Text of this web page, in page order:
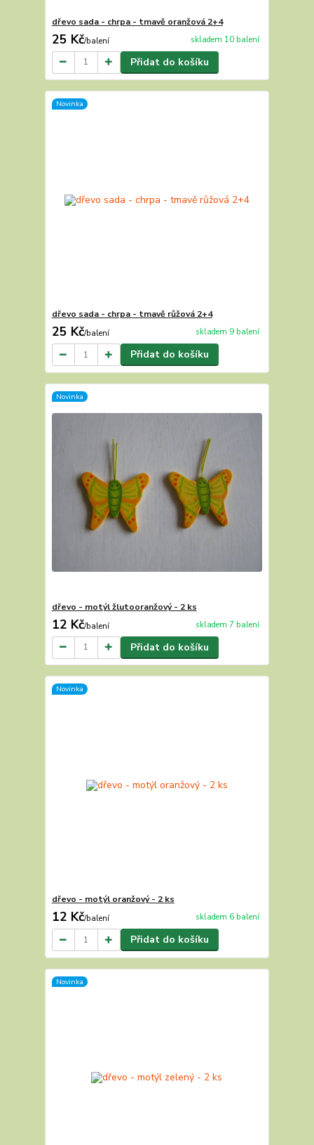
dřevo sada - chrpa - tmavě oranžová 2+4
25 Kč/balení skladem 10 balení
Přidat do košíku
Novinka
dřevo sada - chrpa - tmavě růžová 2+4
25 Kč/balení skladem 9 balení
Přidat do košíku
Novinka
dřevo - motýl žlutooranžový - 2 ks
12 Kč/balení skladem 7 balení
Přidat do košíku
Novinka
dřevo - motýl oranžový - 2 ks
12 Kč/balení skladem 6 balení
Přidat do košíku
Novinka